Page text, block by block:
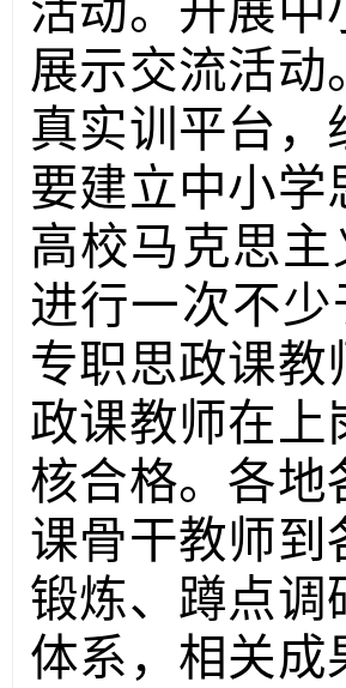
活动。开展中
展示交流活动
真实训平台，
要建立中小学
高校马克思
进行一次不
专职思政课教
政课教师在上
核合格。各地
课骨干教师到
锻炼、蹲点调
体系，相关成